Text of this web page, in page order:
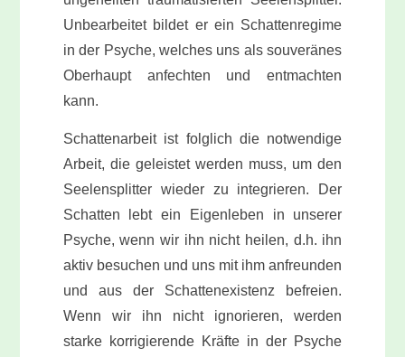
Unbearbeitet bildet er ein Schattenregime
in der Psyche, welches uns als souveränes
Oberhaupt anfechten und entmachten
kann.
Schattenarbeit ist folglich die notwendige
Arbeit, die geleistet werden muss, um den
Seelensplitter wieder zu integrieren. Der
Schatten lebt ein Eigenleben in unserer
Psyche, wenn wir ihn nicht heilen, d.h. ihn
aktiv besuchen und uns mit ihm anfreunden
und aus der Schattenexistenz befreien.
Wenn wir ihn nicht ignorieren, werden
starke korrigierende Kräfte in der Psyche